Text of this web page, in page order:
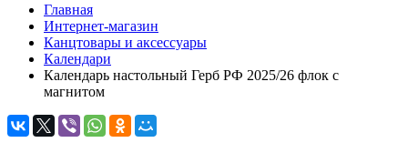
Главная
Интернет-магазин
Канцтовары и аксессуары
Календари
Календарь настольный Герб РФ 2025/26 флок с
магнитом